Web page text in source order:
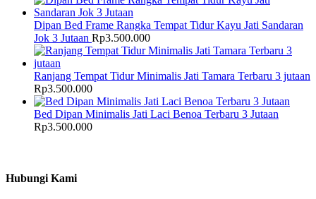
Dipan Bed Frame Rangka Tempat Tidur Kayu Jati Sandaran
Jok 3 Jutaan Rp3.500.000
Ranjang Tempat Tidur Minimalis Jati Tamara Terbaru 3 jutaan
Rp3.500.000
Bed Dipan Minimalis Jati Laci Benoa Terbaru 3 Jutaan
Rp3.500.000
Hubungi Kami